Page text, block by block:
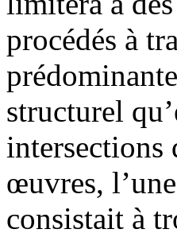
procédés à
structurel
intersections
œuvres,
consistait à